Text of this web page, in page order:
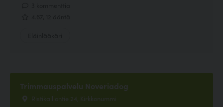
Trimmauspalvelu Noveriadog
Ristikalliontie 24, Kirkkonummi